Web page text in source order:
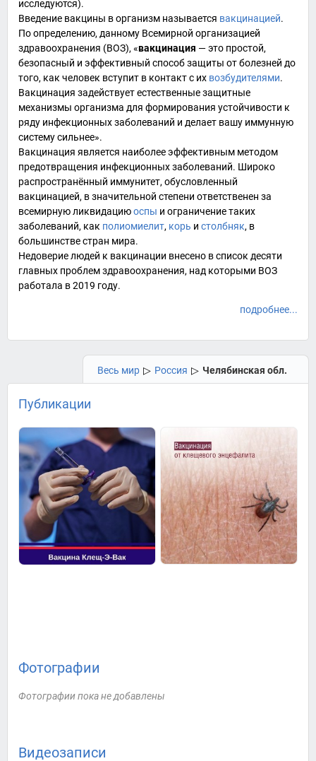
исследуются).
Введение вакцины в организм называется вакцинацией.
По определению, данному Всемирной организацией
здравоохранения (ВОЗ), «вакцинация — это простой,
безопасный и эффективный способ защиты от болезней до
того, как человек вступит в контакт с их возбудителями.
Вакцинация задействует естественные защитные
механизмы организма для формирования устойчивости к
ряду инфекционных заболеваний и делает вашу иммунную
систему сильнее».
Вакцинация является наиболее эффективным методом
предотвращения инфекционных заболеваний. Широко
распространённый иммунитет, обусловленный
вакцинацией, в значительной степени ответственен за
всемирную ликвидациюоспы и ограничение таких
заболеваний, как полиомиелит, корь и столбняк, в
большинстве стран мира.
Недоверие людей к вакцинации внесено в список десяти
главных проблем здравоохранения, над которыми ВОЗ
работала в 2019 году.
подробнее...
Весь мир ▷ Россия ▷ Челябинская обл.
Публикации
Фотографии
Фотографии пока не добавлены
Видеозаписи